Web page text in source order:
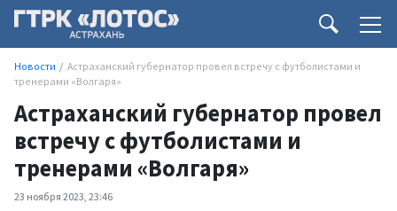
Новости
Астраханский губернатор провел встречу с футболистами и
тренерами «Волгаря»
Астраханский губернатор провел
встречу с футболистами и
тренерами «Волгаря»
23 ноября 2023, 23:46